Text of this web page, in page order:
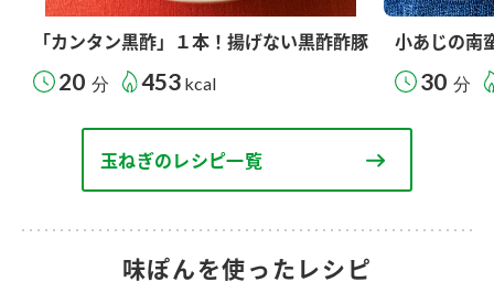
「カンタン黒酢」１本！揚げない黒酢酢豚
20 分 453 kcal
小あじの南
30 分
玉ねぎのレシピ一覧
味ぽんを使ったレシピ